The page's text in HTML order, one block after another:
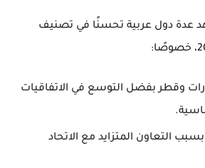
عدة دول عربية تحسنًا في تصنيف
وقطربفضل التوسع في الاتفاقيات
بسبب التعاون المتزايد مع الاتحاد